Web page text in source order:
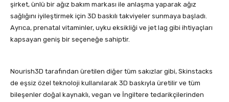
şirket, ünlü bir ağız bakım markası ile anlaşma yaparak ağız
sağlığını iyileştirmek için 3D baskılı takviyeler sunmaya başladı.
Ayrıca, prenatal vitaminler, uyku eksikliği ve jet lag gibi ihtiyaçları
kapsayan geniş bir seçeneğe sahiptir.
Nourish3D tarafından üretilen diğer tüm sakızlar gibi, Skinstacks
de eşsiz özel teknoloji kullanılarak 3D baskıyla üretilir ve tüm
bileşenler doğal kaynaklı, vegan ve İngiltere tedarikçilerinden